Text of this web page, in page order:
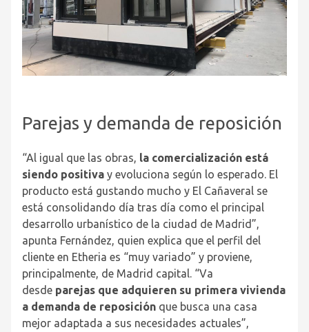
Parejas y demanda de reposición
“Al igual que las obras, la comercialización está
siendo positiva y evoluciona según lo esperado. El
producto está gustando mucho y El Cañaveral se
está consolidando día tras día como el principal
desarrollo urbanístico de la ciudad de Madrid”,
apunta Fernández, quien explica que el perfil del
cliente en Etheria es “muy variado” y proviene,
principalmente, de Madrid capital. “Va
desde parejas que adquieren su primera vivienda
a demanda de reposición que busca una casa
mejor adaptada a sus necesidades actuales”,